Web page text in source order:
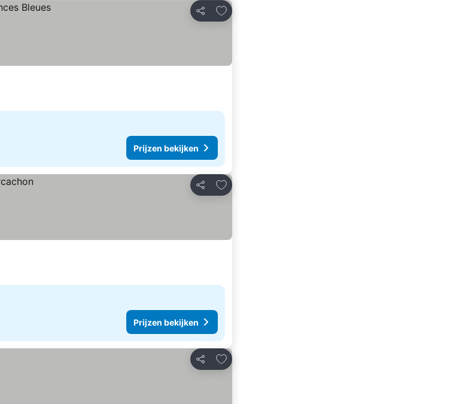
Delen
Toevoegen aan favorieten
Prijzen bekijken
Delen
Toevoegen aan favorieten
Prijzen bekijken
Delen
Toevoegen aan favorieten